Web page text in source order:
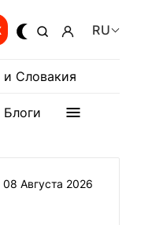
RU
и Словакия
Блоги
08 Августа 2026